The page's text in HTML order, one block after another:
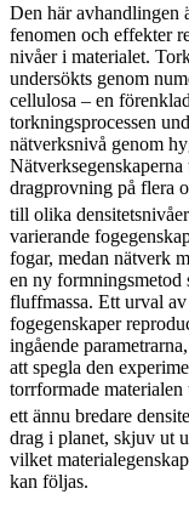
Den här avhandlingen
fenomen och effekter
nivåer i materialet.
undersökts genom
cellulosa – en
torkningsprocessen
nätverksnivå genom
dragprovning på flera
till olika
varierande
fogar, medan nätverk
en ny formningsmetod
fluffmassa. Ett urval
fogegenskaper
ingående
att spegla den
torrformade
ett ännu bredare
drag i planet, skjuv ut
vilket
kan följas.